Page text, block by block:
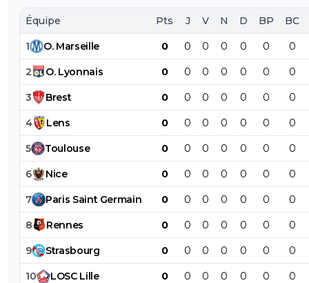
Équipe Pts J V N D BP BC
1 O. Marseille 0 0 0 0 0 0 0
2 O. Lyonnais 0 0 0 0 0 0 0
3 Brest 0 0 0 0 0 0 0
4 Lens 0 0 0 0 0 0 0
5 Toulouse 0 0 0 0 0 0 0
6 Nice 0 0 0 0 0 0 0
7 Paris Saint Germain 0 0 0 0 0 0 0
8 Rennes 0 0 0 0 0 0 0
9 Strasbourg 0 0 0 0 0 0 0
10 LOSC Lille 0 0 0 0 0 0 0